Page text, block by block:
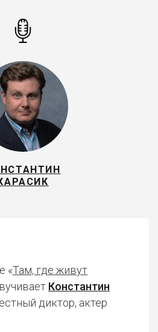
«Там, где живут
Константин
диктор, актер